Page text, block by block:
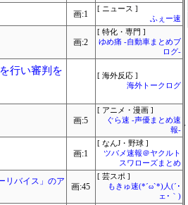
画:1
[ ニュース ]
ふぇー速
画:2
[ 特化・専門 ]
ゆめ痛 -自動車まとめブ
ログ-
行い審判を
[ 海外反応 ]
海外トークログ
画:5
[ アニメ・漫画 ]
ぐら速 -声優まとめ速
報-
画:1
[ なんJ・野球 ]
ツバメ速報＠ヤクルト
スワローズまとめ
リバイス」のア
画:45
[ 芸スポ ]
もきゅ速(*´ω`*)人(´･
ェ･｀)